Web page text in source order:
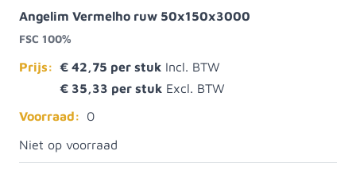
Angelim Vermelho ruw 50x150x3000
FSC 100%
Prijs: € 42,75
€ 35,33
Voorraad:
0
Niet op voorraad